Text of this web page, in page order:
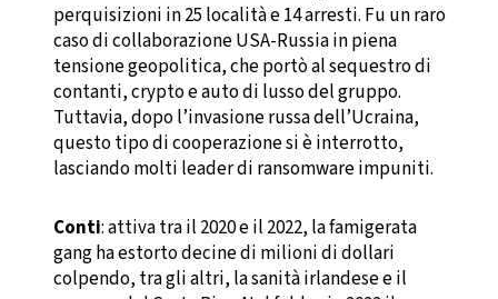
perquisizioni in 25 località e 14 arresti. Fu un raro
caso di collaborazione USA-Russia in piena
tensione geopolitica, che portò al sequestro di
contanti, crypto e auto di lusso del gruppo.
Tuttavia, dopo l’invasione russa dell’Ucraina,
questo tipo di cooperazione si è interrotto,
lasciando molti leader di ransomware impuniti.
Conti: attiva tra il 2020 e il 2022, la famigerata
gang ha estorto decine di milioni di dollari
colpendo, tra gli altri, la sanità irlandese e il